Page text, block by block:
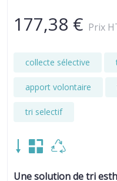
177,38 € Prix
collecte sélective
apport volontaire
tri selectif
Une solution de tri